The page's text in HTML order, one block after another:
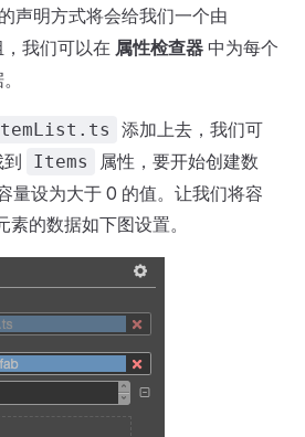
声明方式将会给我们一个由
我们可以在 属性检查器 中为每个
添加上去，我们可
到 Items
属性，要开始创建数
量设为大于 0 的值。让我们将容
的数据如下图设置。